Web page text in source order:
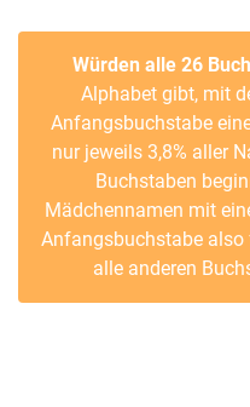
Würden alle 26
Alphabet gibt, mit
Anfangsbuchstabe
nur jeweils 3,8% aller
Buchstaben
Mädchennamen mit
Anfangsbuchstabe
alle anderen